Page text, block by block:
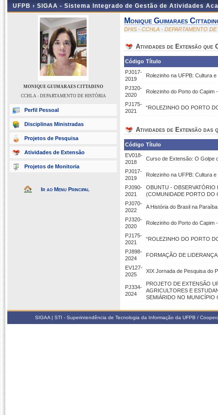
UFPB › SIGAA - Sistema Integrado de Gestão de Atividades
MONIQUE GUIMARAES CITTADINO
CCHLA - DEPARTAMENTO DE HISTÓRIA
Perfil Pessoal
Disciplinas Ministradas
Projetos de Pesquisa
Atividades de Extensão
Projetos de Monitoria
Ir ao Menu Principal
Monique Guimaraes
DHIS - CCHLA - DEPARTAMENTO
Atividades de Extensão que
Código Título
PJ017-
2019
Rolezinho na UFPB: Cultura
PJ320-
2020
Rolezinho do Porto do Capim
PJ175-
2021
“ROLEZINHO DO PORTO
Atividades de Extensão das
Código Título
EV018-
2018
Curso de Extensão: O Golpe
PJ017-
2019
Rolezinho na UFPB: Cultura
PJ090-
2021
OBUNTU - OBSERVATÓRIO
(COMUNIDADE PORTO DO
PJ070-
2022
A História do Brasil na
PJ320-
2020
Rolezinho do Porto do Capim
PJ175-
2021
“ROLEZINHO DO PORTO
PJ898-
2024
FORMAÇÃO DE
EV127-
2025
XIX Jornada de Pesquisa do
PJ334-
2024
PROJETO DE EXTENSÃO
AGRICULTORES E
SEMIÁRIDO NO MUNICÍPIO
SIGAA | STI - Superintendência de Tecnologia da Informação da UFPB /